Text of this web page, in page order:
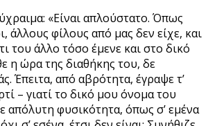
«Είναι απλούστατο. Όπως
άλλους φίλους από μας δεν είχε, και
του άλλο τόσο έμενε και στο δικό
η ώρα της διαθήκης του, δε
Έπειτα, από αβρότητα, έγραψε τ’
– γιατί το δικό μου όνομα του
απόλυτη φυσικότητα, όπως σ’ εμένα